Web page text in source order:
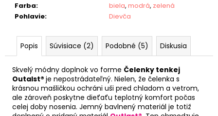
Farba: biela, modrá, zelená
Pohlavie: Dievča
Popis Súvisiace (2) Podobné (5) Diskusia
Skvelý módny doplnok vo forme Čelenky tenkej
Outalst® je nepostrádateľný. Nielen, že čelenka s
krásnou mašličkou ochráni uši pred chladom a vetrom,
ale zároveň poskytne dieťaťu teplotný komfort počas
celej doby nosenia. Jemný bavlnený materiál je totiž